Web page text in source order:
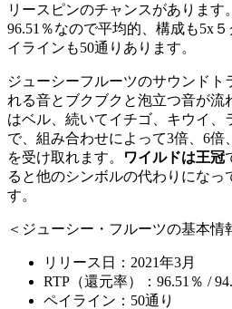
リースピンのチャンスがあります
96.51％なので平均的、構成も5x
イラインも50通りあります。
ジューシーフルーツのサウンド
れる音とブクブクと泡立つ音が流
はベル、続いてイチゴ、キウイ、
で、組み合わせによって3倍、6倍
を受け取れます。
ワイルドは王冠
ると他のシンボルの代わりになっ
す。
＜ジューシー・フルーツの基本情
リリース日：2021年3月
RTP（還元率）：96.51％ /
ペイライン：50通り